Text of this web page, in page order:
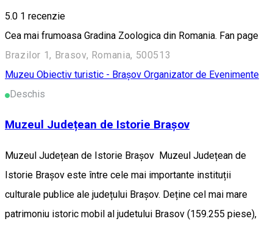
5.0 1 recenzie
Cea mai frumoasa Gradina Zoologica din Romania. Fan page
Brazilor 1, Brasov, Romania, 500513
Muzeu Obiectiv turistic - Brașov Organizator de Evenimente
Deschis
Muzeul Județean de Istorie Brașov
Muzeul Județean de Istorie Brașov Muzeul Județean de
Istorie Brașov este între cele mai importante instituții
culturale publice ale județului Brașov. Deține cel mai mare
patrimoniu istoric mobil al judetului Brasov (159.255 piese),